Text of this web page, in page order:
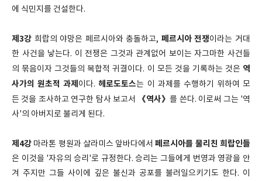
에 식민지를 건설한다.
제3강 희랍의 야망은 페르시아와 충돌하고, 페르시아 전쟁이라는 거대
한 사건을 낳는다. 이 전쟁은 그것과 관계없어 보이는 자그마한 사건들
의 묶음이자 그것들의 복합적 귀결이다. 이 모든 것을 기록하는 것은 역
사가의 원초적 과제 이다. 헤로도토스는 이 과제를 수행하기 위하여 모
든 것을 조사하고 연구한 탐사 보고서
《역사》를 쓴다. 이로써 그는 '역
사'의 아버지로 불리게 된다.
제4강 마라톤 평원과 살라미스 앞바다에서페르시아를 물리친 희랍인들
은 이것을 '자유의 승리'로 규정한다. 승리는 그들에게 번영과 영광을 안
겨 주지만 그들 사이에 깊은 불신과 공포를 불러일으키기도 한다. 이